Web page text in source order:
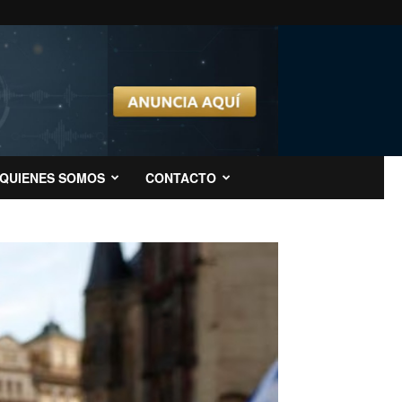
QUIENES SOMOS CONTACTO